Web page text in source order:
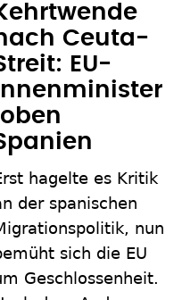
Ceuta-
EU-
Innenminister
loben
hagelte es Kritik
der spanischen
nun
sich die EU
Geschlossenheit.